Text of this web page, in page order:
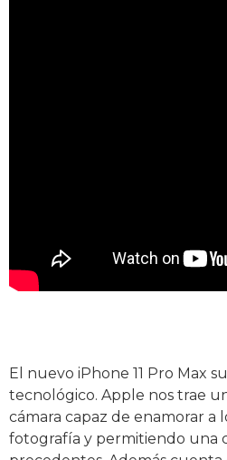
El nuevo iPhone 11 Pro Max
tecnológico. Apple nos trae
cámara capaz de enamorar a
fotografía y permitiendo una